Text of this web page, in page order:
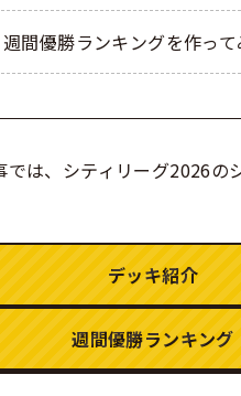
週間優勝ランキングを作って
では、シティリーグ2026の
デッキ紹介
週間優勝ランキング